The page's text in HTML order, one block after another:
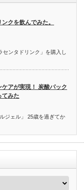
クを飲んでみた。
センタドリンク」を購入し
アが実現！ 炭酸パック
てみた
ジェル」 25歳を過ぎてか